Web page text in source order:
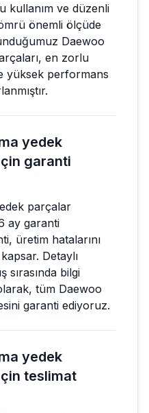
kullanım ve düzenli
önemli ölçüde
Daewoo
en zorlu
yüksek performans
yedek
garanti
parçalar
ay garanti
üretim hatalarını
Detaylı
sırasında bilgi
tüm Daewoo
garanti ediyoruz.
yedek
teslimat